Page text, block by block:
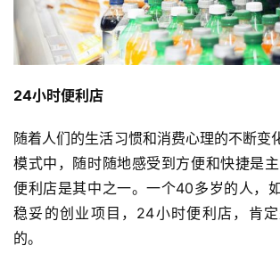
24小时便利店
随着人们的生活习惯和消费心理的不断变
模式中，随时随地感受到方便和快捷是
便利店是其中之一。一个40多岁的人，
稳妥的创业项目，24小时便利店，肯
的。